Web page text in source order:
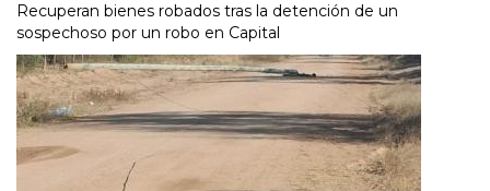
Recuperan bienes robados tras la detención de un
sospechoso por un robo en Capital